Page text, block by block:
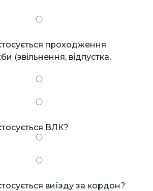
проходження
(звільнення, відпустка,
ВЛК?
виїзду за кордон?